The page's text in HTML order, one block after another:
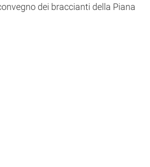
dei braccianti della Piana